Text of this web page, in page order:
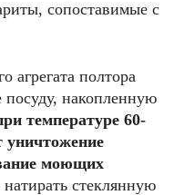
сопоставимые с
агрегата полтора
посуду, накопленную
температуре 60-
уничтожение
моющих
стеклянную